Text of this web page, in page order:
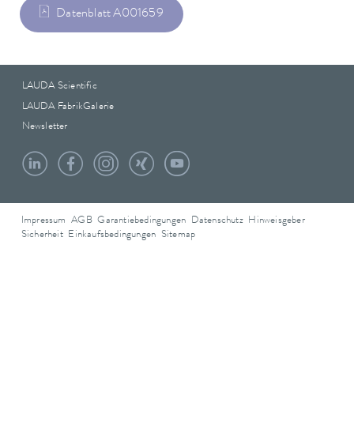
Datenblatt A001659
LAUDA Scientific
LAUDA FabrikGalerie
Newsletter
Impressum AGB Garantiebedingungen Datenschutz Hinweisgeber
Sicherheit Einkaufsbedingungen Sitemap